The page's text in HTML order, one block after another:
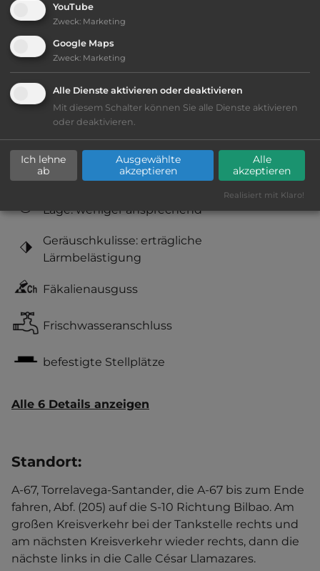
Sehenswürdigkeiten:
Paseo del Sardinero, Palacio de la Magdalena,
Altstadt .Museo de Prehistoria y Arqueología.
Ausstattung:
AB-Abfahrt max. 10 km entfernt
Lage: weniger ansprechend
Geräuschkulisse: erträgliche
Lärmbelästigung
Fäkalienausguss
Frischwasseranschluss
befestigte Stellplätze
Alle 6 Details anzeigen
Standort:
A-67, Torrelavega-Santander, die A-67 bis zum Ende
fahren, Abf. (205) auf die S-10 Richtung Bilbao. Am
großen Kreisverkehr bei der Tankstelle rechts und
am nächsten Kreisverkehr wieder rechts, dann die
nächste links in die Calle César Llamazares.
YouTube
Zweck: Marketing
Google Maps
Zweck: Marketing
Alle Dienste aktivieren oder deaktivieren
Mit diesem Schalter können Sie alle Dienste aktivieren
oder deaktivieren.
Ich lehne
ab
Ausgewählte
akzeptieren
Alle
akzeptieren
Realisiert mit Klaro!